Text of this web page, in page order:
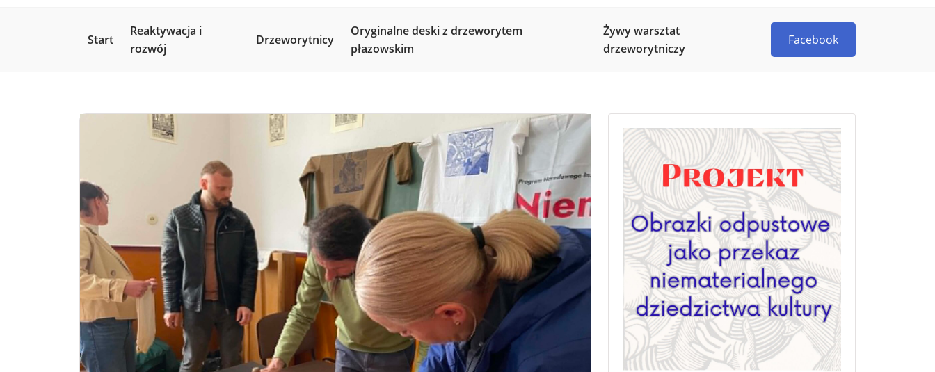
Start
Reaktywacja i
rozwój
Drzeworytnicy
Oryginalne deski z drzeworytem
płazowskim
Żywy warsztat
drzeworytniczy
Facebook